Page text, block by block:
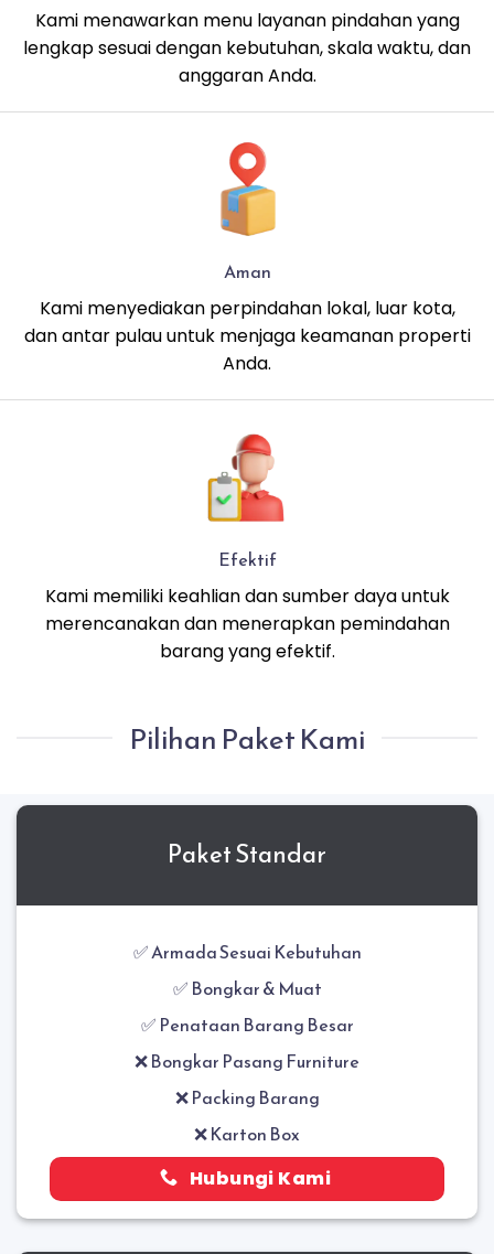
Kami menawarkan menu layanan pindahan yang
lengkap sesuai dengan kebutuhan, skala waktu, dan
anggaran Anda.
Aman
Kami menyediakan perpindahan lokal, luar kota,
dan antar pulau untuk menjaga keamanan properti
Anda.
Efektif
Kami memiliki keahlian dan sumber daya untuk
merencanakan dan menerapkan pemindahan
barang yang efektif.
Pilihan Paket Kami
Paket Standar
✅ Armada Sesuai Kebutuhan
✅ Bongkar & Muat
✅ Penataan Barang Besar
❌ Bongkar Pasang Furniture
❌ Packing Barang
❌ Karton Box
Hubungi Kami